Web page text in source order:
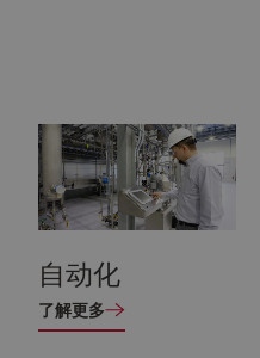
自动化
了解更多